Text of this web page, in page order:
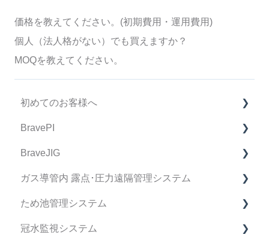
価格を教えてください。(初期費用・運用費用)
個人（法人格がない）でも買えますか？
MOQを教えてください。
初めてのお客様へ
製品購入に関してのFAQ
BravePI
BravePI FAQ
スマートフォン アプリケーション FAQ
BravePI 関連動画
ドキュメント関連
BraveJIG
BraveJIG FAQ
IoT導入支援キット FAQ
BraveJIG PLUG FAQ
ガス導管内 露点･圧力遠隔管理システム
デバイス FAQ
管理システム FAQ
ため池管理システム
ため池管理システム FAQ
冠水監視システム